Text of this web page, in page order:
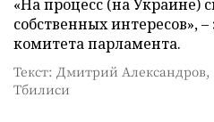
«На процесс (на Украине)
собственных интересов»,
комитета парламента.
Текст: Дмитрий Александров,
Тбилиси